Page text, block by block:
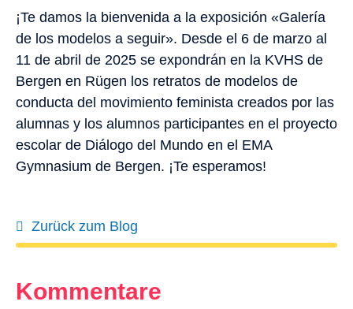
¡Te damos la bienvenida a la exposición «Galería
de los modelos a seguir». Desde el 6 de marzo al
11 de abril de 2025 se expondrán en la KVHS de
Bergen en Rügen los retratos de modelos de
conducta del movimiento feminista creados por las
alumnas y los alumnos participantes en el proyecto
escolar de Diálogo del Mundo en el EMA
Gymnasium de Bergen. ¡Te esperamos!
Zurück zum Blog
Kommentare